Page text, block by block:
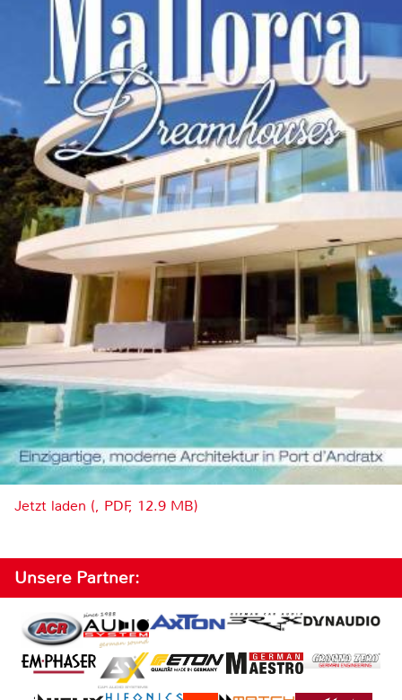
Jetzt laden (, PDF, 12.9 MB)
Unsere Partner: